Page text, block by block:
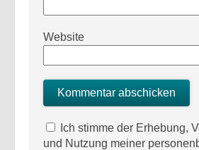
Website
Ich stimme der Erhebung,
und Nutzung meiner